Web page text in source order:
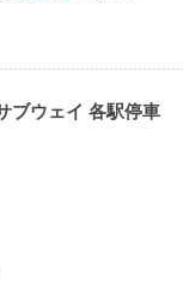
ブウェイ 各駅停車